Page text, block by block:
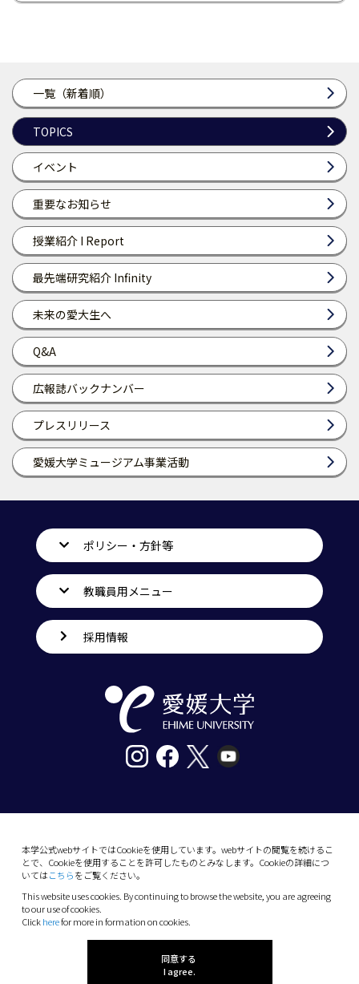
一覧（新着順）
TOPICS
イベント
重要なお知らせ
授業紹介 I Report
最先端研究紹介 Infinity
未来の愛大生へ
Q&A
広報誌バックナンバー
プレスリリース
愛媛大学ミュージアム事業活動
本学公式webサイトではCookieを使用しています。webサイトの閲覧を続けるこ
とで、Cookieを使用することを許可したものとみなします。Cookieの詳細につ
いてはこちらをご覧ください。
This website uses cookies. By continuing to browse the website, you are agreeing
to our use of cookies.
Clickherefor more in formation on cookies.
同意する
I agree.
ポリシー・方針等
教職員用メニュー
採用情報
10-13 Dogo-Himata, Matsuyama, Ehime 790-
Phone: +81 89-927-9000
(C) 2026 Ehime University.